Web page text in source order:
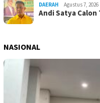
DAERAH Agustus 7, 2026
Andi Satya
NASIONAL